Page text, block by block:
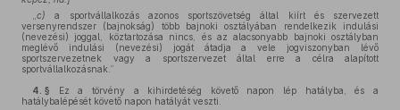
c) a sportvállalkozás azonos sportszövetség által kiírt és szervezett
versenyrendszer (bajnokság) több bajnoki osztályában rendelkezik indulási
(nevezési) joggal, köztartozása nincs, és az alacsonyabb bajnoki osztályban
meglévő indulási (nevezési) jogát átadja a vele jogviszonyban lévő
sportszervezetnek vagy a sportszervezet által erre a célra alapított
sportvállalkozásnak.”
4. § Ez a törvény a kihirdetéség követő napon lép hatályba, és a
hatálybalépését követő napon hatályát veszti.